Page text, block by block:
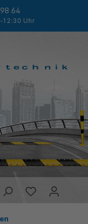
64
12:30 Uhr